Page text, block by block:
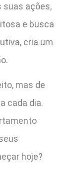
suas ações,
e busca
cria um
mas de
cada dia.
hoje?